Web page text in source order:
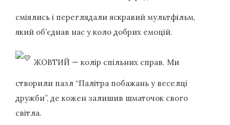
сміялись і переглядали яскравий мультфільм,
який об’єднав нас у коло добрих емоцій.
ЖОВТИЙ — колір спільних справ. Ми
створили пазл “Палітра побажань у веселці
дружби”, де кожен залишив шматочок свого
світла.